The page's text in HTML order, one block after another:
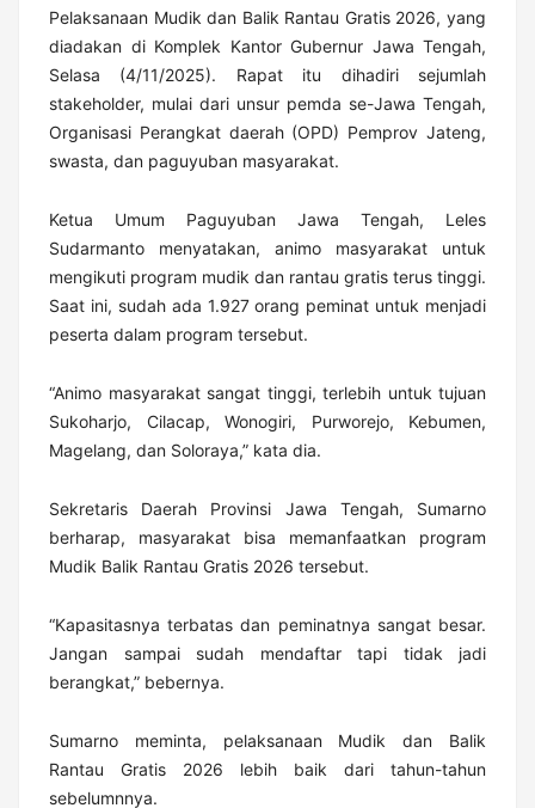
Pelaksanaan Mudik dan Balik Rantau Gratis 2026, yang
diadakan di Komplek Kantor Gubernur Jawa Tengah,
Selasa (4/11/2025). Rapat itu dihadiri sejumlah
stakeholder, mulai dari unsur pemda se-Jawa Tengah,
Organisasi Perangkat daerah (OPD) Pemprov Jateng,
swasta, dan paguyuban masyarakat.
Ketua Umum Paguyuban Jawa Tengah, Leles
Sudarmanto menyatakan, animo masyarakat untuk
mengikuti program mudik dan rantau gratis terus tinggi.
Saat ini, sudah ada 1.927 orang peminat untuk menjadi
peserta dalam program tersebut.
“Animo masyarakat sangat tinggi, terlebih untuk tujuan
Sukoharjo, Cilacap, Wonogiri, Purworejo, Kebumen,
Magelang, dan Soloraya,” kata dia.
Sekretaris Daerah Provinsi Jawa Tengah, Sumarno
berharap, masyarakat bisa memanfaatkan program
Mudik Balik Rantau Gratis 2026 tersebut.
“Kapasitasnya terbatas dan peminatnya sangat besar.
Jangan sampai sudah mendaftar tapi tidak jadi
berangkat,” bebernya.
Sumarno meminta, pelaksanaan Mudik dan Balik
Rantau Gratis 2026 lebih baik dari tahun-tahun
sebelumnnya.